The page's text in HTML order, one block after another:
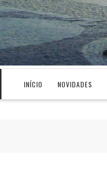
INÍCIO NOVIDADES